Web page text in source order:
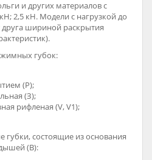
и других материалов с
2,5 кН. Модели с нагрузкой до
друга шириной раскрытия
губок:
(Р);
(З);
рифленая (V, V1);
состоящие из основания
(В):